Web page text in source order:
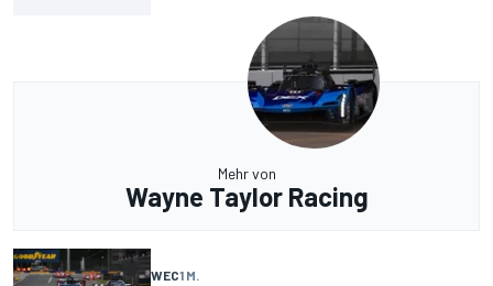
Mehr von
Wayne Taylor Racing
WEC1 M.